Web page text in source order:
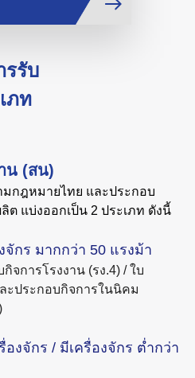
รรับ
ภท
น (สน)
กฎหมายไทย และประกอบ
ต แบ่งออกเป็น 2 ประเภท ดังนี้
จักร มากกว่า 50 แรงม้า
การโรงงาน (รง.4) / ใบ
ประกอบกิจการในนิคม
องจักร / มีเครื่องจักร ต่ำกว่า